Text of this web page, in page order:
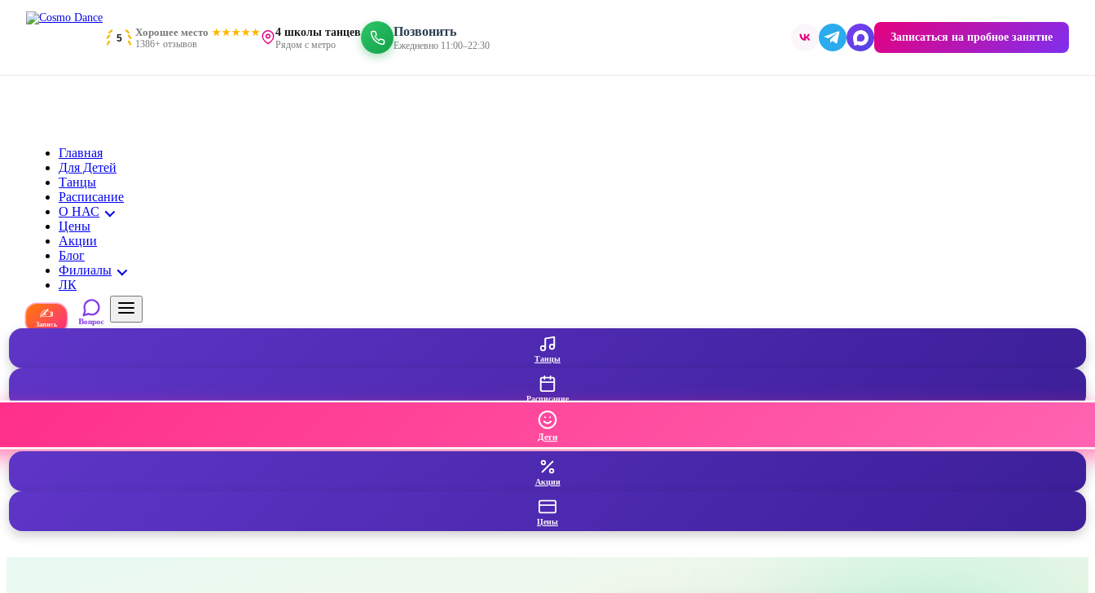
5
Хорошее место
1386+ отзывов
4 школы танцев
Рядом с метро
Позвонить
Ежедневно 11:00–22:30
Записаться на пробное занятие
Главная
Для Детей
Танцы
Расписание
О НАС
Цены
Акции
Блог
Филиалы
ЛК
✍
Запись Вопрос
Танцы
Расписание
Дети
Акции
Цены